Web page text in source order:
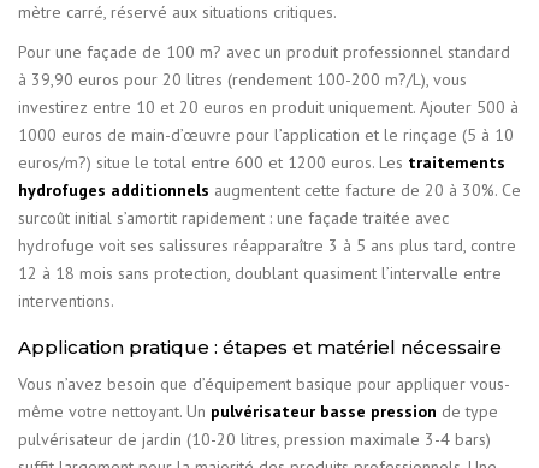
mètre carré, réservé aux situations critiques.
Pour une façade de 100 m? avec un produit professionnel standard
à 39,90 euros pour 20 litres (rendement 100-200 m?/L), vous
investirez entre 10 et 20 euros en produit uniquement. Ajouter 500 à
1000 euros de main-d’œuvre pour l’application et le rinçage (5 à 10
euros/m?) situe le total entre 600 et 1200 euros. Les traitements
hydrofuges additionnels augmentent cette facture de 20 à 30%. Ce
surcoût initial s’amortit rapidement : une façade traitée avec
hydrofuge voit ses salissures réapparaître 3 à 5 ans plus tard, contre
12 à 18 mois sans protection, doublant quasiment l’intervalle entre
interventions.
Application pratique : étapes et matériel nécessaire
Vous n’avez besoin que d’équipement basique pour appliquer vous-
même votre nettoyant. Un pulvérisateur basse pression de type
pulvérisateur de jardin (10-20 litres, pression maximale 3-4 bars)